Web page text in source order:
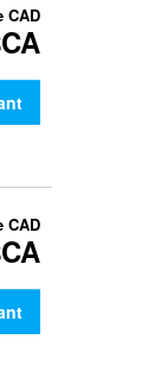
CAD
CAD